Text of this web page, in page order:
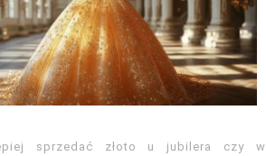
sprzedać złoto u jubilera czy w